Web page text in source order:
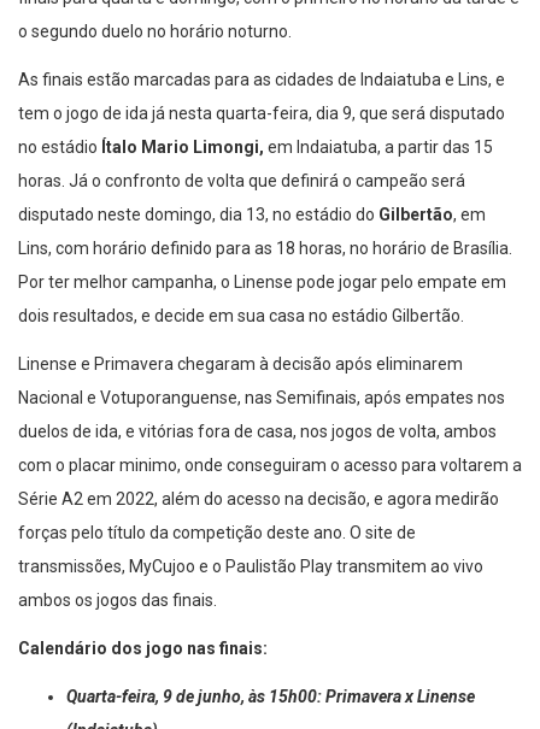
finais para quarta e domingo, com o primeiro no horário da tarde e
o segundo duelo no horário noturno.
As finais estão marcadas para as cidades de Indaiatuba e Lins, e
tem o jogo de ida já nesta quarta-feira, dia 9, que será disputado
no estádio Ítalo Mario Limongi, em Indaiatuba, a partir das 15
horas. Já o confronto de volta que definirá o campeão será
disputado neste domingo, dia 13, no estádio do Gilbertão, em
Lins, com horário definido para as 18 horas, no horário de Brasília.
Por ter melhor campanha, o Linense pode jogar pelo empate em
dois resultados, e decide em sua casa no estádio Gilbertão.
Linense e Primavera chegaram à decisão após eliminarem
Nacional e Votuporanguense, nas Semifinais, após empates nos
duelos de ida, e vitórias fora de casa, nos jogos de volta, ambos
com o placar minimo, onde conseguiram o acesso para voltarem a
Série A2 em 2022, além do acesso na decisão, e agora medirão
forças pelo título da competição deste ano. O site de
transmissões, MyCujoo e o Paulistão Play transmitem ao vivo
ambos os jogos das finais.
Calendário dos jogo nas finais:
Quarta-feira, 9 de junho, às 15h00: Primavera x Linense